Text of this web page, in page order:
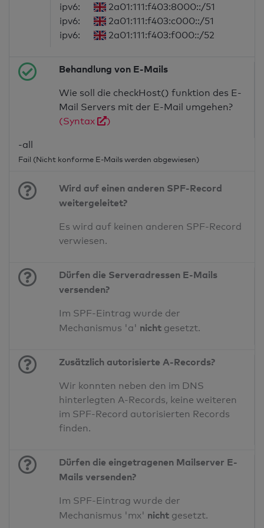
ipv6:
2a01:111:f403:8000::/51
ipv6:
2a01:111:f403:c000::/51
ipv6:
2a01:111:f403:f000::/52
Behandlung von E-Mails
Wie soll die checkHost() funktion des E-
Mail Servers mit der E-Mail umgehen?
(Syntax
)
-all
Fail (Nicht konforme E-Mails werden abgewiesen)
Wird auf einen anderen SPF-Record
weitergeleitet?
Es wird auf keinen anderen SPF-Record
verwiesen.
Dürfen die Serveradressen E-Mails
versenden?
Im SPF-Eintrag wurde der
Mechanismus 'a' nicht gesetzt.
Zusätzlich autorisierte A-Records?
Wir konnten neben den im DNS
hinterlegten A-Records, keine weiteren
im SPF-Record autorisierten Records
finden.
Dürfen die eingetragenen Mailserver E-
Mails versenden?
Im SPF-Eintrag wurde der
Mechanismus 'mx' nicht gesetzt.